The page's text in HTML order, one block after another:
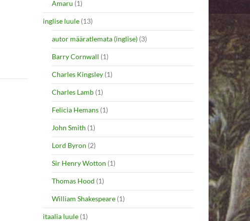
Amaru (1)
inglise luule (13)
autor määratlemata (inglise) (3)
Barry Cornwall (1)
Charles Kingsley (1)
Charles Lamb (1)
Felicia Hemans (1)
John Smith (1)
Lord Byron (2)
Sir Henry Wotton (1)
Thomas Hood (1)
William Shakespeare (1)
itaalia luule (1)